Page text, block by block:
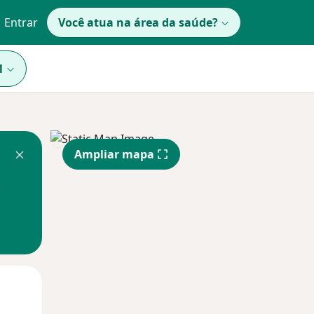
Entrar Você atua na área da saúde?
Ampliar mapa